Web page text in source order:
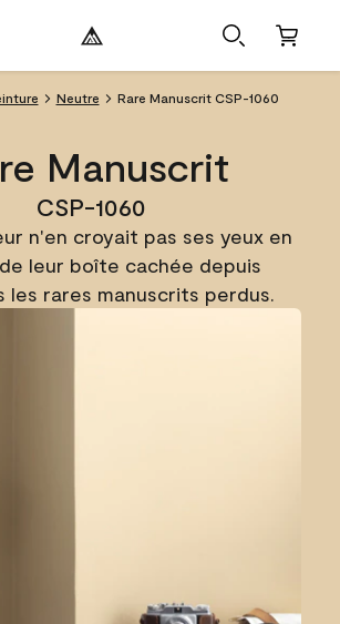
Neutre Rare Manuscrit CSP-1060
Manuscrit
CSP-1060
n'en croyait pas ses yeux en
leur boîte cachée depuis
les rares manuscrits perdus.